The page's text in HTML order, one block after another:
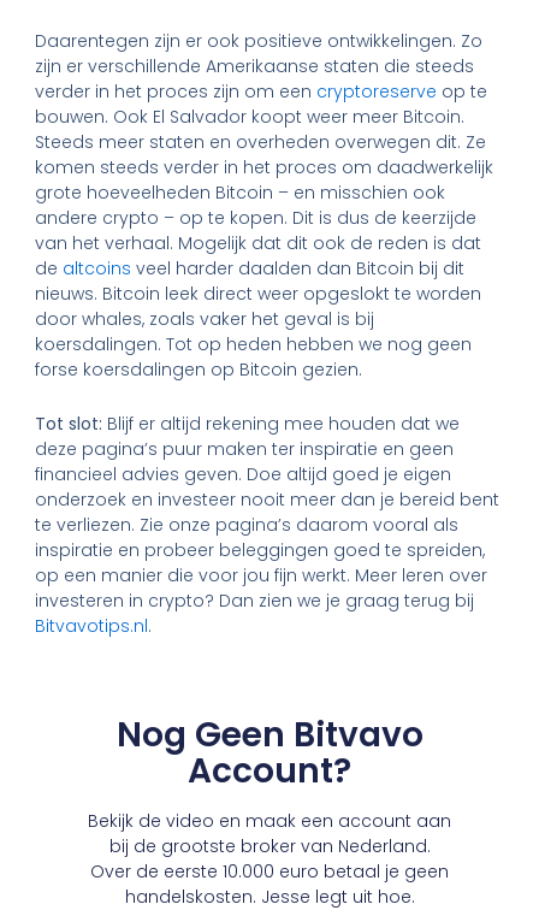
Daarentegen zijn er ook positieve ontwikkelingen. Zo
zijn er verschillende Amerikaanse staten die steeds
verder in het proces zijn om een cryptoreserve op te
bouwen. Ook El Salvador koopt weer meer Bitcoin.
Steeds meer staten en overheden overwegen dit. Ze
komen steeds verder in het proces om daadwerkelijk
grote hoeveelheden Bitcoin – en misschien ook
andere crypto – op te kopen. Dit is dus de keerzijde
van het verhaal. Mogelijk dat dit ook de reden is dat
de altcoins veel harder daalden dan Bitcoin bij dit
nieuws. Bitcoin leek direct weer opgeslokt te worden
door whales, zoals vaker het geval is bij
koersdalingen. Tot op heden hebben we nog geen
forse koersdalingen op Bitcoin gezien.
Tot slot: Blijf er altijd rekening mee houden dat we
deze pagina’s puur maken ter inspiratie en geen
financieel advies geven. Doe altijd goed je eigen
onderzoek en investeer nooit meer dan je bereid bent
te verliezen. Zie onze pagina’s daarom vooral als
inspiratie en probeer beleggingen goed te spreiden,
op een manier die voor jou fijn werkt. Meer leren over
investeren in crypto? Dan zien we je graag terug bij
Bitvavotips.nl.
Nog Geen Bitvavo
Account?
Bekijk de video en maak een account aan
bij de grootste broker van Nederland.
Over de eerste 10.000 euro betaal je geen
handelskosten. Jesse legt uit hoe.